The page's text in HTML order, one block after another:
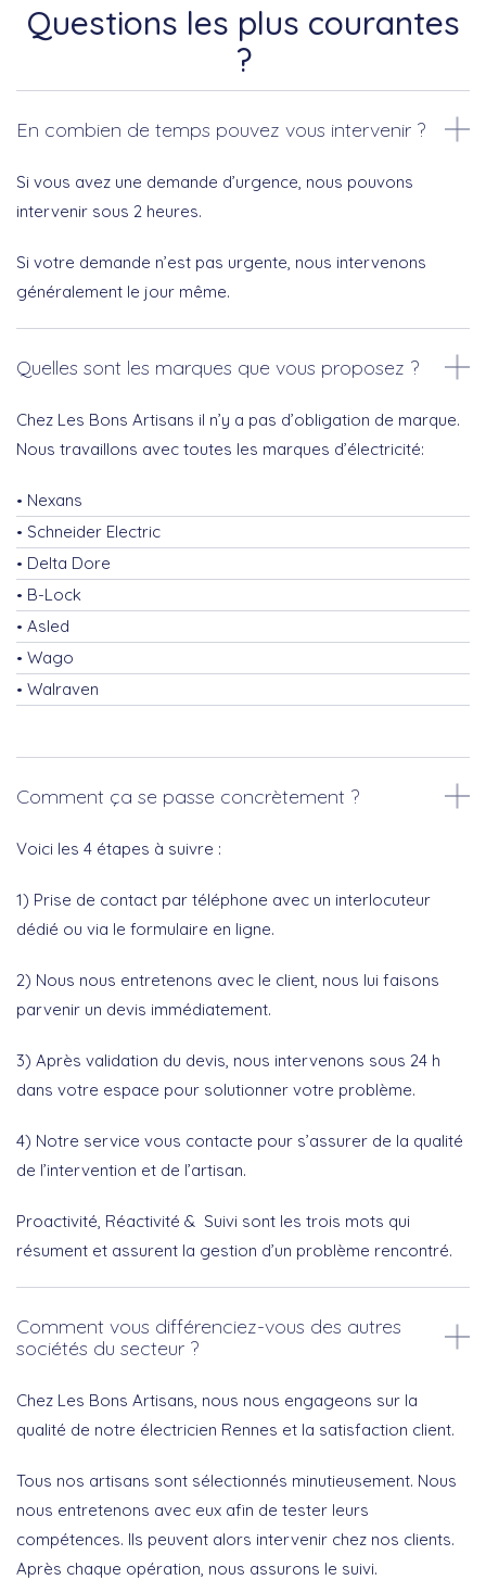
Questions les plus courantes
?
En combien de temps pouvez vous intervenir ?
Si vous avez une demande d’urgence, nous pouvons
intervenir sous 2 heures.
Si votre demande n’est pas urgente, nous intervenons
généralement le jour même.
Quelles sont les marques que vous proposez ?
Chez Les Bons Artisans il n’y a pas d’obligation de marque.
Nous travaillons avec toutes les marques d’électricité:
Nexans
Schneider Electric
Delta Dore
B-Lock
Asled
Wago
Walraven
Comment ça se passe concrètement ?
Voici les 4 étapes à suivre :
1) Prise de contact par téléphone avec un interlocuteur
dédié ou via le formulaire en ligne.
2) Nous nous entretenons avec le client, nous lui faisons
parvenir un devis immédiatement.
3) Après validation du devis, nous intervenons sous 24 h
dans votre espace pour solutionner votre problème.
4) Notre service vous contacte pour s’assurer de la qualité
de l’intervention et de l’artisan.
Proactivité, Réactivité & Suivi sont les trois mots qui
résument et assurent la gestion d’un problème rencontré.
Comment vous différenciez-vous des autres
sociétés du secteur ?
Chez Les Bons Artisans, nous nous engageons sur la
qualité de notre électricien Rennes et la satisfaction client.
Tous nos artisans sont sélectionnés minutieusement. Nous
nous entretenons avec eux afin de tester leurs
compétences. Ils peuvent alors intervenir chez nos clients.
Après chaque opération, nous assurons le suivi.